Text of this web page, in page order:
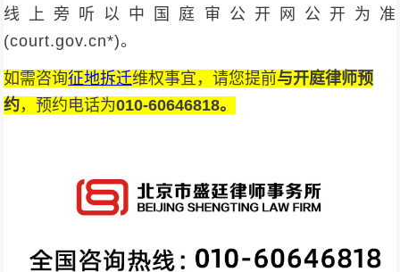
线上旁听以中国庭审公开网公开为准
(court.gov.cn*)。
如需咨询征地拆迁维权事宜，请您提前与开庭律师预
约，预约电话为010-60646818。